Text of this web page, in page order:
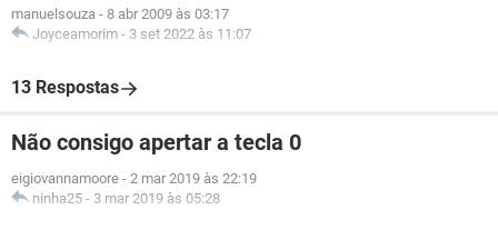
manuelsouza - 8 abr 2009 às 03:17
Joyceamorim - 3 set 2022 às 11:07
13 Respostas
Não consigo apertar a tecla 0
eigiovannamoore - 2 mar 2019 às 22:19
ninha25 - 3 mar 2019 às 05:28